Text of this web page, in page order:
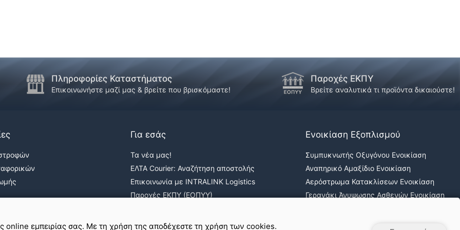
online εμπειρίας σας. Με τη χρήση της αποδέχεστε τη χρήση των cookies.
Πληροφορίες Καταστήματος
Επικοινωνήστε μαζί μας & βρείτε που βρισκόμαστε!
Παροχές ΕΚΠΥ
Βρείτε αναλυτικά τι προϊόντα δικαιούστε!
εμάς
Για εσάς
Τα νέα μας!
ΕΛΤΑ Courier: Αναζήτηση αποστολής
Επικοινωνία με INTRALINK Logistics
Παροχές ΕΚΠΥ (ΕΟΠΥΥ)
Ενοικίαση Εξοπλισμού
Συμπυκνωτής Οξυγόνου Ενοικίαση
Αναπηρικό Αμαξίδιο Ενοικίαση
Αερόστρωμα Κατακλίσεων Ενοικίαση
Γερανάκι Άνυψωσης Ασθενών Ενοικίαση